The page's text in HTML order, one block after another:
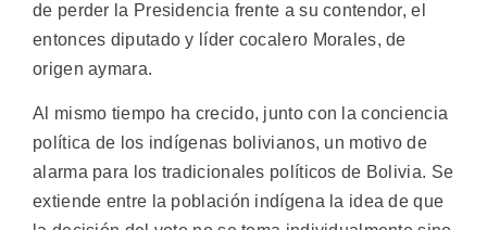
de perder la Presidencia frente a su contendor, el
entonces diputado y líder cocalero Morales, de
origen aymara.
Al mismo tiempo ha crecido, junto con la conciencia
política de los indígenas bolivianos, un motivo de
alarma para los tradicionales políticos de Bolivia. Se
extiende entre la población indígena la idea de que